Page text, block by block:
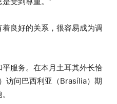
良好的关系，很容易成为调
服务。在本月土耳其外长恰
访问巴西利亚（Brasília）期